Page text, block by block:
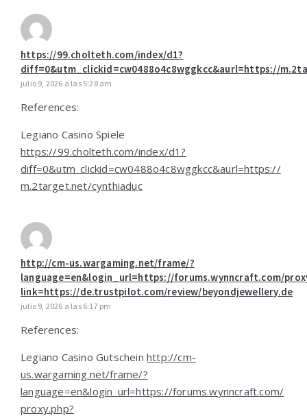
https://99.cholteth.com/index/d1?
diff=0&utm_clickid=cw0488o4c8wggkcc&aurl=https://
julio 9, 2026 a las 5:28 am
References:
Legiano Casino Spiele
https://99.cholteth.com/index/d1?
diff=0&utm_clickid=cw0488o4c8wggkcc&aurl=https://
m.2target.net/cynthiaduc
http://cm-us.wargaming.net/frame/?
language=en&login_url=https://forums.wynncraft.com/
link=https://de.trustpilot.com/review/beyondjewellery.de
julio 9, 2026 a las 6:17 pm
References:
Legiano Casino Gutschein http://cm-
us.wargaming.net/frame/?
language=en&login_url=https://forums.wynncraft.com/
proxy.php?